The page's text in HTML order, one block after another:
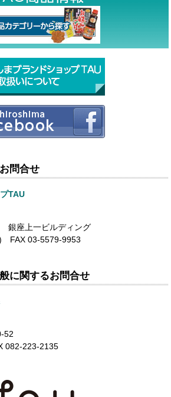
問合せ
TAU
銀座上一ビルディング
FAX 03-5579-9953
に関するお問合せ
52
082-223-2135